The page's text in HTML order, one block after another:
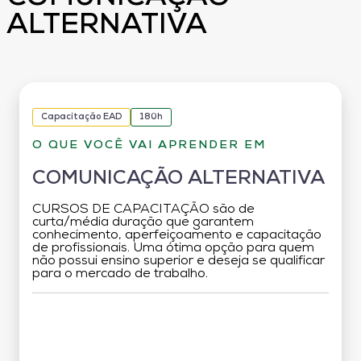
ALTERNATIVA
Capacitação EAD 180h
O QUE VOCÊ VAI APRENDER EM
COMUNICAÇÃO ALTERNATIVA
CURSOS DE CAPACITAÇÃO são de
curta/média duração que garantem
conhecimento, aperfeiçoamento e capacitação
de profissionais. Uma ótima opção para quem
não possui ensino superior e deseja se qualificar
para o mercado de trabalho.